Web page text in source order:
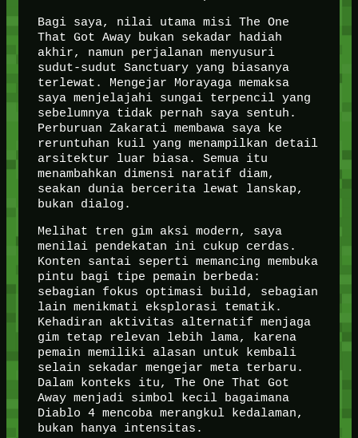
Bagi saya, nilai utama misi The One
That Got Away bukan sekadar hadiah
akhir, namun perjalanan menyusuri
sudut-sudut Sanctuary yang biasanya
terlewat. Mengejar Morayaga memaksa
saya menjelajahi sungai terpencil yang
sebelumnya tidak pernah saya sentuh.
Perburuan Zakarati membawa saya ke
reruntuhan kuil yang menampilkan detail
arsitektur luar biasa. Semua itu
menambahkan dimensi naratif diam,
seakan dunia bercerita lewat lanskap,
bukan dialog.
Melihat tren gim aksi modern, saya
menilai pendekatan ini cukup cerdas.
Konten santai seperti memancing membuka
pintu bagi tipe pemain berbeda:
sebagian fokus optimasi build, sebagian
lain menikmati eksplorasi tematik.
Kehadiran aktivitas alternatif menjaga
gim tetap relevan lebih lama, karena
pemain memiliki alasan untuk kembali
selain sekadar mengejar meta terbaru.
Dalam konteks itu, The One That Got
Away menjadi simbol kecil bagaimana
Diablo 4 mencoba merangkul kedalaman,
bukan hanya intensitas.